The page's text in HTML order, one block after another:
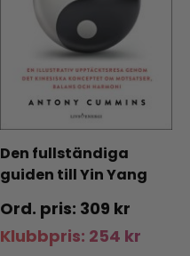
Den fullständiga
guiden till Yin Yang
309 kr
Klubbpris: 254 kr